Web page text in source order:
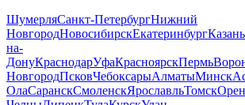
ШумерляСанкт-ПетербургНижний
НовгородНовосибирскЕкатеринбургКазань
на-
ДонуКраснодарУфаКрасноярскПермь
НовгородПсковЧебоксарыАлматыМинск
ОлаСаранскСмоленскЯрославльТомск